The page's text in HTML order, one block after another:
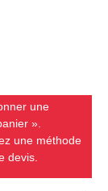
une
».
une méthode
devis.